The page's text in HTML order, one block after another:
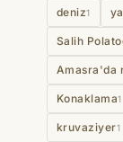
deniz1
Salih
Amasra'da
Konaklama1
kruvaziyer1